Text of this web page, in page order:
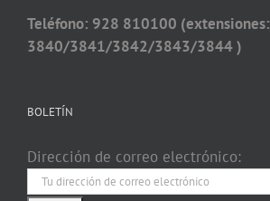
Teléfono: 928 810100 (extensiones:
3840/3841/3842/3843/3844 )
BOLETÍN
Dirección de correo electrónico: